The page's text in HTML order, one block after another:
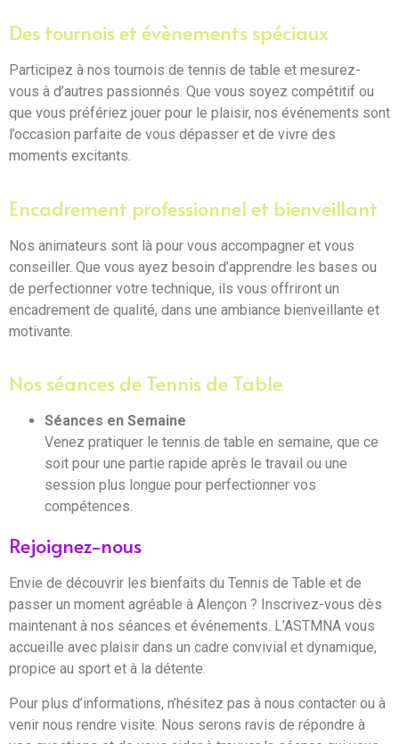
Des tournois et évènements spéciaux
Participez à nos tournois de tennis de table et mesurez-
vous à d’autres passionnés. Que vous soyez compétitif ou
que vous préfériez jouer pour le plaisir, nos événements sont
l’occasion parfaite de vous dépasser et de vivre des
moments excitants.
Encadrement professionnel et bienveillant
Nos animateurs sont là pour vous accompagner et vous
conseiller. Que vous ayez besoin d’apprendre les bases ou
de perfectionner votre technique, ils vous offriront un
encadrement de qualité, dans une ambiance bienveillante et
motivante.
Nos séances de Tennis de Table
Séances en Semaine
Venez pratiquer le tennis de table en semaine, que ce
soit pour une partie rapide après le travail ou une
session plus longue pour perfectionner vos
compétences.
Rejoignez-nous
Envie de découvrir les bienfaits du Tennis de Table et de
passer un moment agréable à Alençon ? Inscrivez-vous dès
maintenant à nos séances et événements. L’ASTMNA vous
accueille avec plaisir dans un cadre convivial et dynamique,
propice au sport et à la détente.
Pour plus d’informations, n’hésitez pas à nous contacter ou à
venir nous rendre visite. Nous serons ravis de répondre à